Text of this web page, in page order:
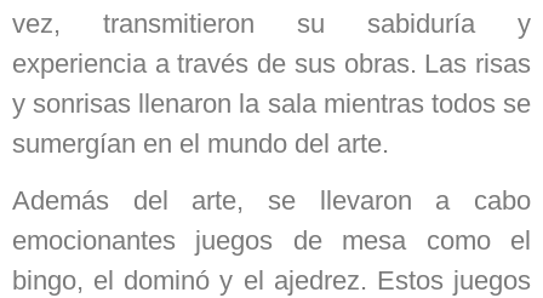
vez, transmitieron su sabiduría y
experiencia a través de sus obras. Las risas
y sonrisas llenaron la sala mientras todos se
sumergían en el mundo del arte.
Además del arte, se llevaron a cabo
emocionantes juegos de mesa como el
bingo, el dominó y el ajedrez. Estos juegos